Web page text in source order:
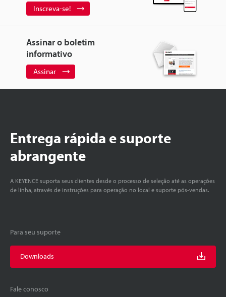
Inscreva-se!
Assinar o boletim
informativo
Assinar
Entrega rápida e suporte
abrangente
A KEYENCE suporta seus clientes desde o processo de seleção até as operações
de linha, através de instruções para operação no local e suporte pós-vendas.
Para seu suporte
Downloads
Fale conosco